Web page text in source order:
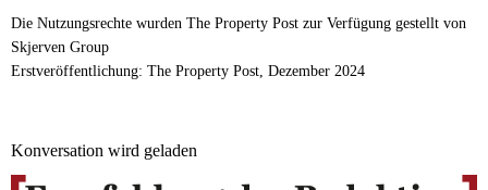
Die Nutzungsrechte wurden The Property Post zur Verfügung gestellt von
Skjerven Group
Erstveröffentlichung: The Property Post, Dezember 2024
Konversation wird geladen